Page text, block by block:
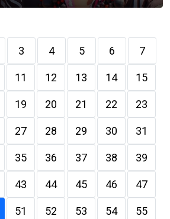
3 4 5 6 7
11 12 13 14 15
19 20 21 22 23
27 28 29 30 31
35 36 37 38 39
43 44 45 46 47
51 52 53 54 55